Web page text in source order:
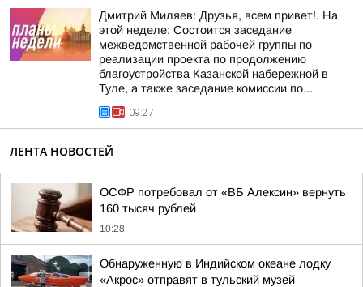
Дмитрий Миляев: Друзья, всем привет!. На
этой неделе: Состоится заседание
межведомственной рабочей группы по
реализации проекта по продолжению
благоустройства Казанской набережной в
Туле, а также заседание комиссии по...
09:27
ЛЕНТА НОВОСТЕЙ
ОСФР потребовал от «ВБ Алексин» вернуть
160 тысяч рублей
10:28
Обнаруженную в Индийском океане лодку
«Акрос» отправят в тульский музей